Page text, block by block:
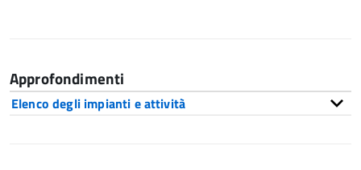
Approfondimenti
Elenco degli impianti e attività